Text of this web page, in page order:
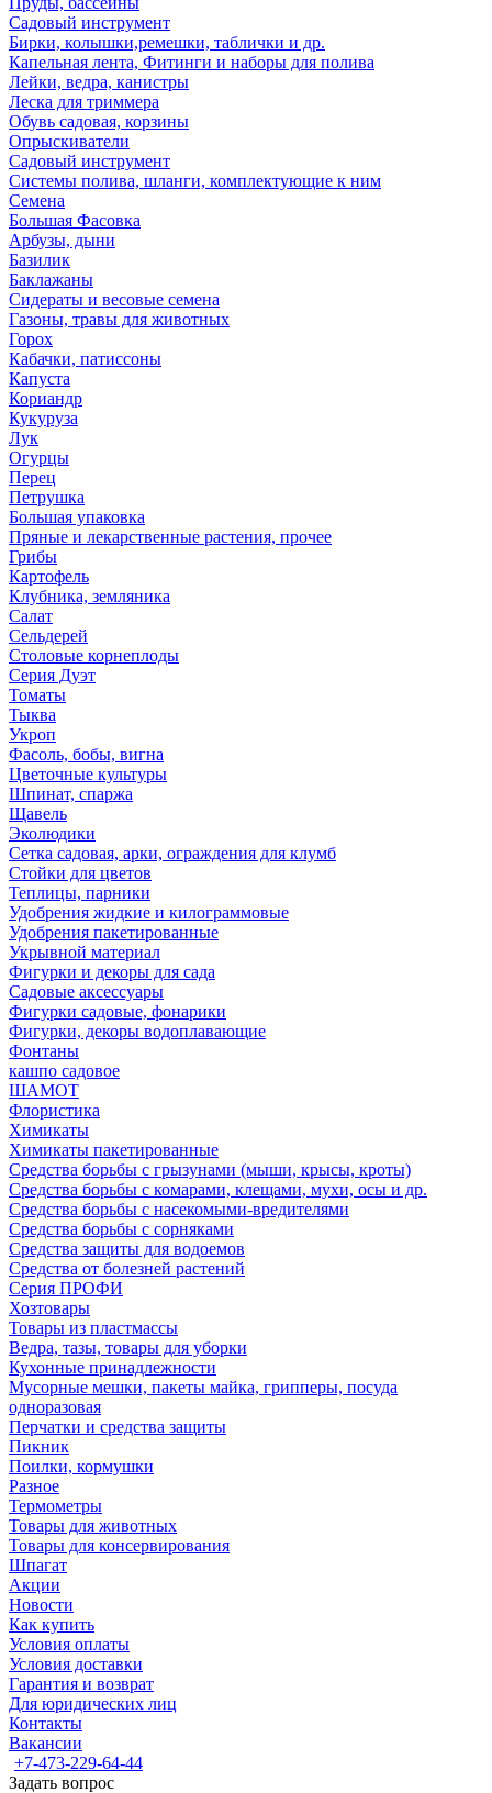
Садовый инструмент
Бирки, колышки,ремешки, таблички и др.
Капельная лента, Фитинги и наборы для полива
Лейки, ведра, канистры
Леска для триммера
Обувь садовая, корзины
Опрыскиватели
Садовый инструмент
Системы полива, шланги, комплектующие к ним
Семена
Большая Фасовка
Арбузы, дыни
Базилик
Баклажаны
Сидераты и весовые семена
Газоны, травы для животных
Горох
Кабачки, патиссоны
Капуста
Кориандр
Кукуруза
Лук
Огурцы
Перец
Петрушка
Большая упаковка
Пряные и лекарственные растения, прочее
Грибы
Картофель
Клубника, земляника
Салат
Сельдерей
Столовые корнеплоды
Серия Дуэт
Томаты
Тыква
Укроп
Фасоль, бобы, вигна
Цветочные культуры
Шпинат, спаржа
Щавель
Эколюдики
Сетка садовая, арки, ограждения для клумб
Стойки для цветов
Теплицы, парники
Удобрения жидкие и килограммовые
Удобрения пакетированные
Укрывной материал
Фигурки и декоры для сада
Садовые аксессуары
Фигурки садовые, фонарики
Фигурки, декоры водоплавающие
Фонтаны
кашпо садовое
ШАМОТ
Флористика
Химикаты
Химикаты пакетированные
Средства борьбы с грызунами (мыши, крысы, кроты)
Средства борьбы с комарами, клещами, мухи, осы и др.
Средства борьбы с насекомыми-вредителями
Средства борьбы с сорняками
Средства защиты для водоемов
Средства от болезней растений
Серия ПРОФИ
Хозтовары
Товары из пластмассы
Ведра, тазы, товары для уборки
Кухонные принадлежности
Мусорные мешки, пакеты майка, грипперы, посуда
одноразовая
Перчатки и средства защиты
Пикник
Поилки, кормушки
Разное
Термометры
Товары для животных
Товары для консервирования
Шпагат
Акции
Новости
Как купить
Условия оплаты
Условия доставки
Гарантия и возврат
Для юридических лиц
Контакты
Вакансии
+7-473-229-64-44
Задать вопрос